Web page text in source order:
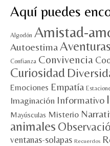
Aquí puedes
Algodón Amistad-
AutoestimaAventuras
Confianza Convivencia
Curiosidad
Emociones Empatía
Imaginación Informativo
Mayúsculas Misterio
animales
ventanas-solapas Recuerdos